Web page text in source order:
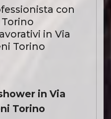
con
in Via
Torino
in Via
Torino